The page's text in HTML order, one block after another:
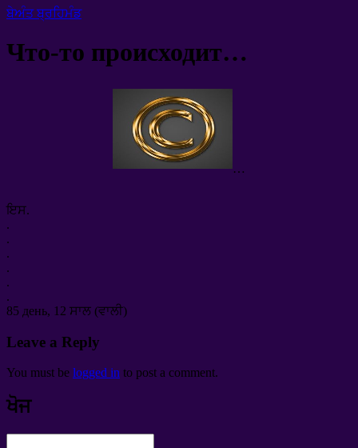
ਬੇਅੰਤ ਬ੍ਰਹਿਮੰਡ
Что-то происходит…
…
ਇਸ.
.
.
.
.
.
.
85 день, 12 ਸਾਲ (ਵਾਲੀ)
Leave a Reply
You must be logged in to post a comment.
ਖੋਜ